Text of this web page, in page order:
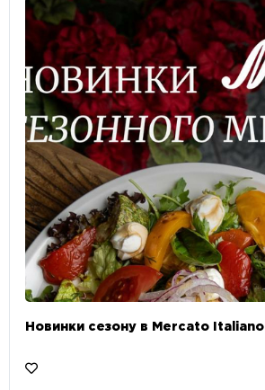
Новинки сезону в Mercato Italiano